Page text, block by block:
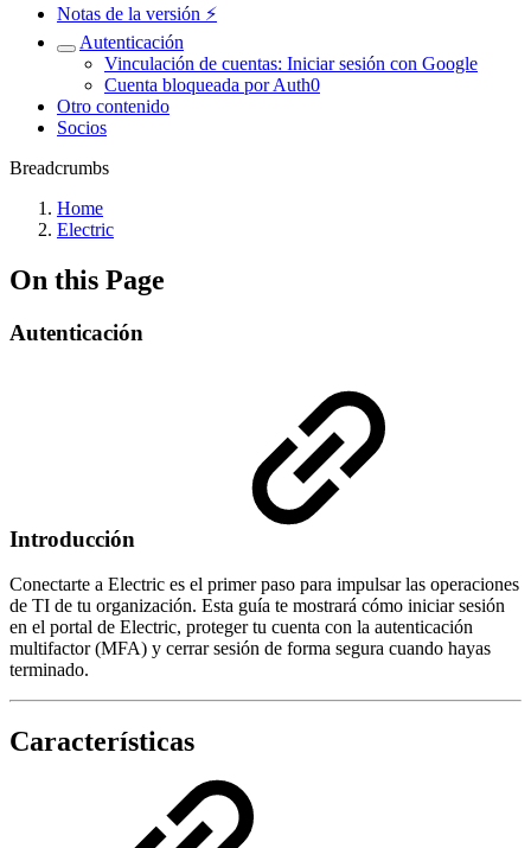
Notas de la versión ⚡️
Autenticación
Vinculación de cuentas: Iniciar sesión con Google
Cuenta bloqueada por Auth0
Otro contenido
Socios
Breadcrumbs
Home
Electric
On this Page
Autenticación
Introducción
Conectarte a Electric es el primer paso para impulsar las operaciones
de TI de tu organización. Esta guía te mostrará cómo iniciar sesión
en el portal de Electric, proteger tu cuenta con la autenticación
multifactor (MFA) y cerrar sesión de forma segura cuando hayas
terminado.
Características